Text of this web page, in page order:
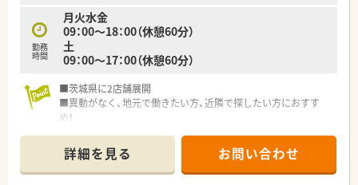
勤務
時間
月火水金
09：00～18：00（休憩60分）
土
09：00～17：00（休憩60分）
■茨城県に2店舗展開
■異動がなく、地元で働きたい方、近隣で探したい方におすす
め！
詳細を見る お問い合わせ